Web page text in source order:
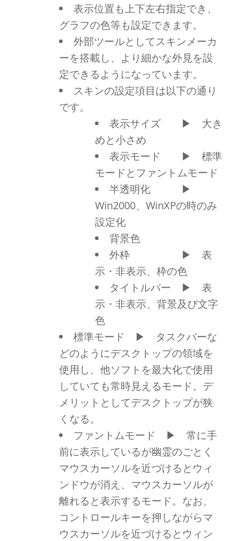
表示位置も上下左右指定でき、
グラフの色等も設定できます。
外部ツールとしてスキンメーカ
ーを搭載し、より細かな外見を設
定できるようになっています。
スキンの設定項目は以下の通り
です。
表示サイズ ▶ 大き
めと小さめ
表示モード ▶ 標準
モードとファントムモード
半透明化 ▶
Win2000、WinXPの時のみ
設定化
背景色
外枠 ▶ 表
示・非表示、枠の色
タイトルバー ▶ 表
示・非表示、背景及び文字
色
標準モード ▶ タスクバーな
どのようにデスクトップの領域を
使用し、他ソフトを最大化で使用
していても常時見えるモード。デ
メリットとしてデスクトップが狭
くなる。
ファントムモード ▶ 常に手
前に表示しているが幽霊のごとく
マウスカーソルを近づけるとウィ
ンドウが消え、マウスカーソルが
離れると表示するモード。なお、
コントロールキーを押しながらマ
ウスカーソルを近づけるとウィン